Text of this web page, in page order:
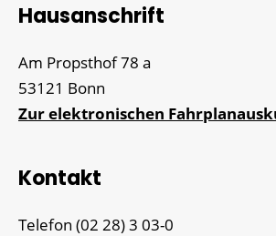
Hausanschrift
Am Propsthof 78 a
53121 Bonn
Zur elektronischen
Kontakt
Telefon (02 28) 3 03-0